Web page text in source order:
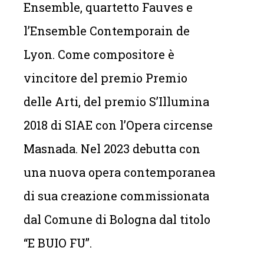
Ensemble, quartetto Fauves e
l’Ensemble Contemporain de
Lyon. Come compositore è
vincitore del premio Premio
delle Arti, del premio S’Illumina
2018 di SIAE con l’Opera circense
Masnada. Nel 2023 debutta con
una nuova opera contemporanea
di sua creazione commissionata
dal Comune di Bologna dal titolo
“E BUIO FU”.